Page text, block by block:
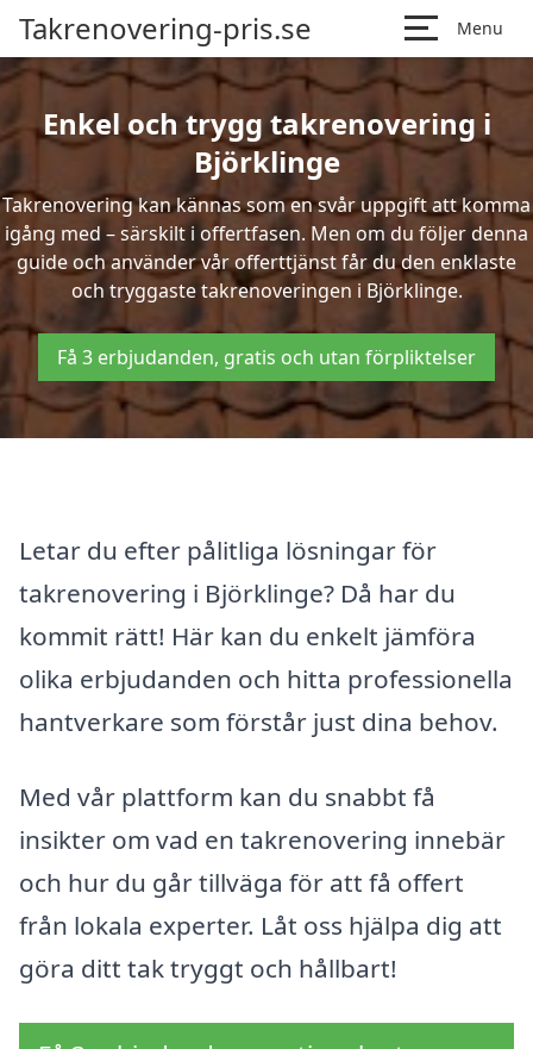
Takrenovering-pris.se Menu
Enkel och trygg takrenovering i
Björklinge
Takrenovering kan kännas som en svår uppgift att komma
igång med – särskilt i offertfasen. Men om du följer denna
guide och använder vår offerttjänst får du den enklaste
och tryggaste takrenoveringen i Björklinge.
Få 3 erbjudanden, gratis och utan förpliktelser
Letar du efter pålitliga lösningar för
takrenovering i Björklinge? Då har du
kommit rätt! Här kan du enkelt jämföra
olika erbjudanden och hitta professionella
hantverkare som förstår just dina behov.
Med vår plattform kan du snabbt få
insikter om vad en takrenovering innebär
och hur du går tillväga för att få offert
från lokala experter. Låt oss hjälpa dig att
göra ditt tak tryggt och hållbart!